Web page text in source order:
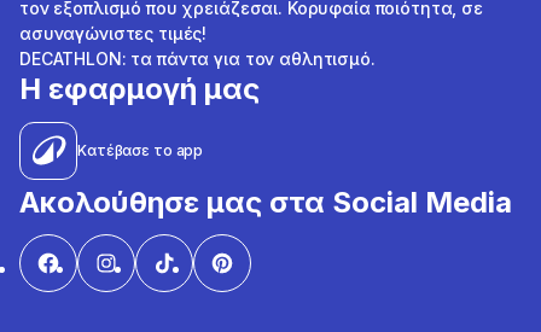
τον εξοπλισμό που χρειάζεσαι. Κορυφαία ποιότητα, σε
ασυναγώνιστες τιμές!
DECATHLON: τα πάντα για τον αθλητισμό.
Η εφαρμογή μας
Κατέβασε το app
Ακολούθησε μας στα Social Media